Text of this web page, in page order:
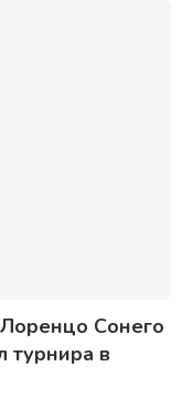
Сонего
турнира в